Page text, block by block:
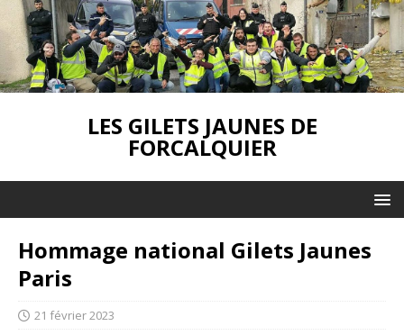
LES GILETS JAUNES DE
FORCALQUIER
Hommage national Gilets Jaunes
Paris
21 février 2023